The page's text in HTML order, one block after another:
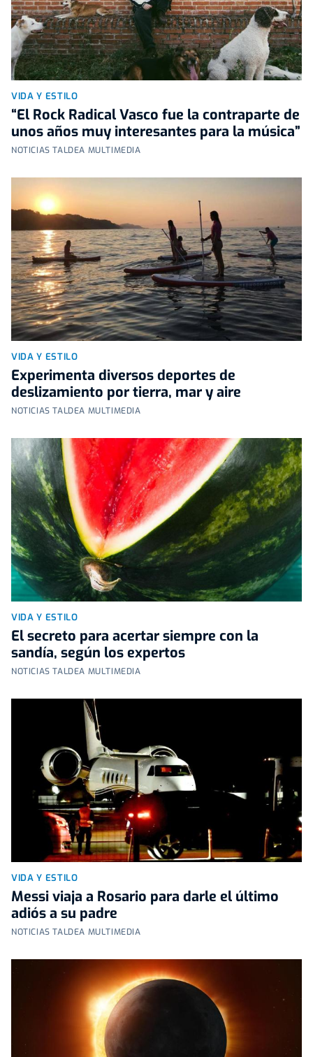
VIDA Y ESTILO
“El Rock Radical Vasco fue la contraparte de
unos años muy interesantes para la música”
NOTICIAS TALDEA MULTIMEDIA
VIDA Y ESTILO
Experimenta diversos deportes de
deslizamiento por tierra, mar y aire
NOTICIAS TALDEA MULTIMEDIA
VIDA Y ESTILO
El secreto para acertar siempre con la
sandía, según los expertos
NOTICIAS TALDEA MULTIMEDIA
VIDA Y ESTILO
Messi viaja a Rosario para darle el último
adiós a su padre
NOTICIAS TALDEA MULTIMEDIA